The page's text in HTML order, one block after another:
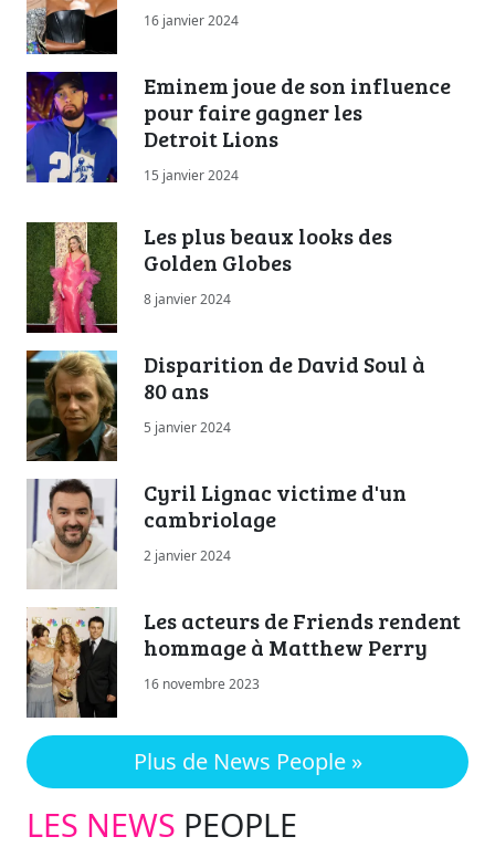
16 janvier 2024
Eminem joue de son influence
pour faire gagner les
Detroit Lions
15 janvier 2024
Les plus beaux looks des
Golden Globes
8 janvier 2024
Disparition de David Soul à
80 ans
5 janvier 2024
Cyril Lignac victime d'un
cambriolage
2 janvier 2024
Les acteurs de Friends rendent
hommage à Matthew Perry
16 novembre 2023
Plus de News People »
LES NEWS PEOPLE